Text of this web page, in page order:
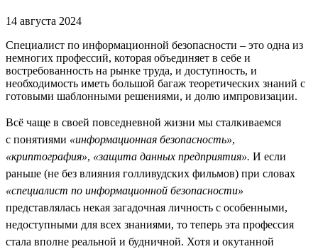
14 августа 2024
Специалист по информационной безопасности – это одна из
немногих профессий, которая объединяет в себе и
востребованность на рынке труда, и доступность, и
необходимость иметь большой багаж теоретических знаний с
готовыми шаблонными решениями, и долю импровизации.
Всё чаще в своей повседневной жизни мы сталкиваемся
с понятиями «информационная безопасность»,
«криптография», «защита данных предприятия». И если
раньше (не без влияния голливудских фильмов) при словах
«специалист по информационной безопасности»
представлялась некая загадочная личность с особенными,
недоступными для всех знаниями, то теперь эта профессия
стала вполне реальной и будничной. Хотя и окутанной